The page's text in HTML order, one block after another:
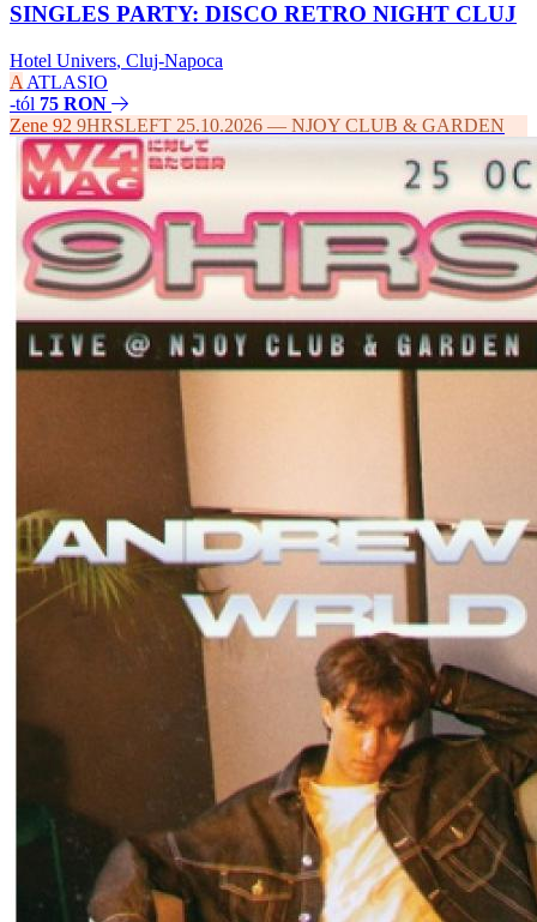
SINGLES PARTY: DISCO RETRO NIGHT CLUJ
Hotel Univers, Cluj-Napoca
A ATLASIO
-tól 75 RON
Zene 92 9HRSLEFT 25.10.2026 — NJOY CLUB & GARDEN